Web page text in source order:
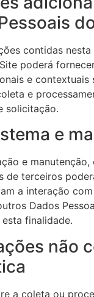
contidas
poderá
e contextuais
e
solicitação.
e
e manutenção,
de terceiros
a interação
Dados
finalidade.
não
a coleta ou